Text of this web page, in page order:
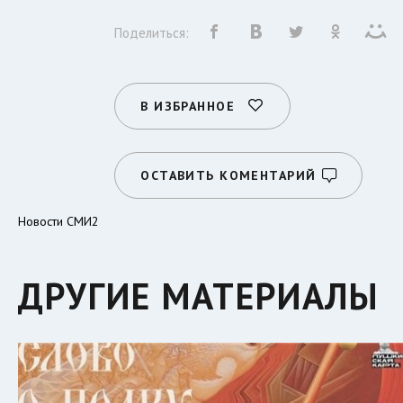
Поделиться:
В ИЗБРАННОЕ
ОСТАВИТЬ КОМЕНТАРИЙ
Новости СМИ2
ДРУГИЕ МАТЕРИАЛЫ